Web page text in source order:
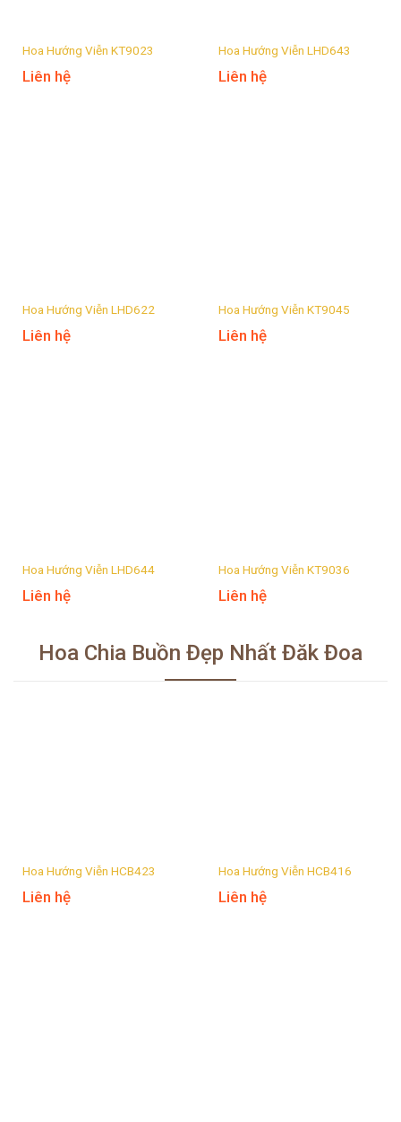
Hoa Hướng Viễn KT9023
Liên hệ
Hoa Hướng Viễn LHD643
Liên hệ
Hoa Hướng Viễn LHD622
Liên hệ
Hoa Hướng Viễn KT9045
Liên hệ
Hoa Hướng Viễn LHD644
Liên hệ
Hoa Hướng Viễn KT9036
Liên hệ
Hoa Chia Buồn Đẹp Nhất Đăk Đoa
Hoa Hướng Viễn HCB423
Liên hệ
Hoa Hướng Viễn HCB416
Liên hệ